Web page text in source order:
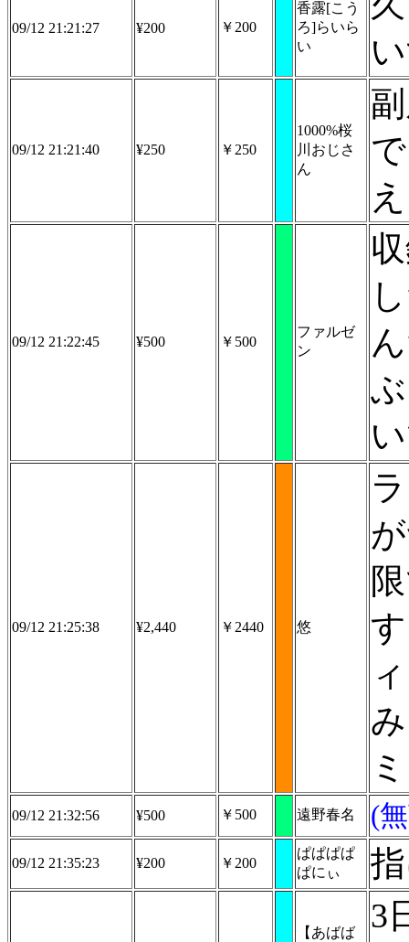
09/12 21:21:27 ¥200 ￥200
香露[こう
ろ]らいら
い
09/12 21:21:40 ¥250 ￥250
1000%桜
川おじさ
ん
09/12 21:22:45 ¥500 ￥500
ファルゼ
ン
09/12 21:25:38 ¥2,440 ￥2440 悠
09/12 21:32:56 ¥500 ￥500 遠野春名 (
09/12 21:35:23 ¥200 ￥200
ぱぱぱぱ
ぱにぃ
【あばば
3